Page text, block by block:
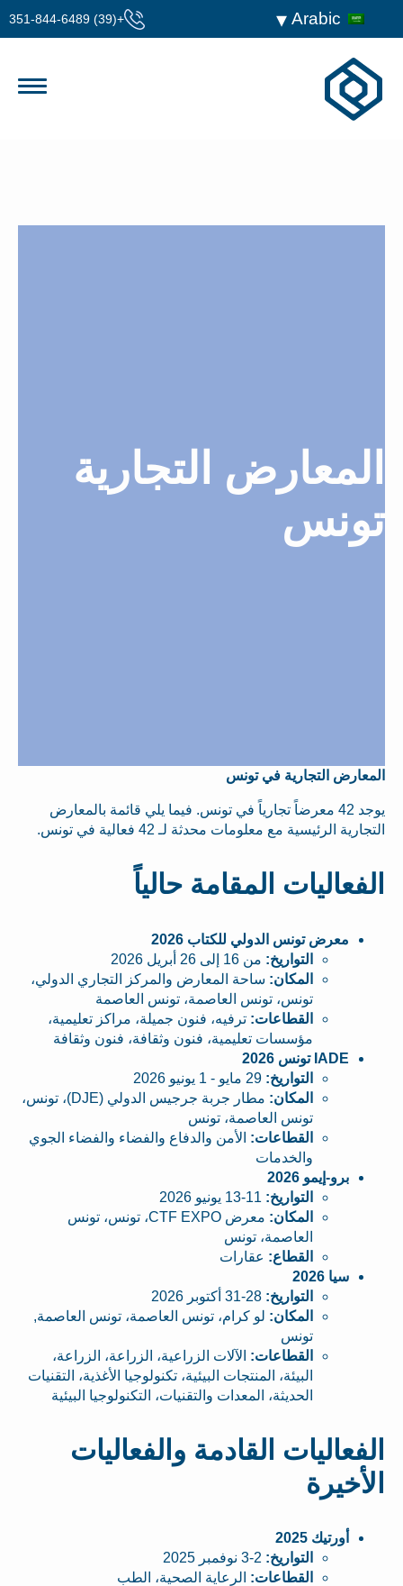
+(39) 351-844-6489
المعارض التجارية
تونس
المعارض التجارية في تونس
يوجد 42 معرضاً تجارياً في تونس. فيما يلي قائمة بالمعارض
التجارية الرئيسية مع معلومات محدثة لـ 42 فعالية في تونس.
الفعاليات المقامة حالياً
معرض تونس الدولي للكتاب 2026
التواريخ: من 16 إلى 26 أبريل 2026
المكان: ساحة المعارض والمركز التجاري الدولي،
تونس، تونس العاصمة، تونس العاصمة
القطاعات: ترفيه، فنون جميلة، مراكز تعليمية،
مؤسسات تعليمية، فنون وثقافة، فنون وثقافة
IADE تونس 2026
التواريخ:
المكان:
مطار جربة جرجيس الدولي (DJE)، تونس،
تونس العاصمة، تونس
القطاعات: الأمن والدفاع والفضاء والفضاء الجوي
والخدمات
برو-إيمو 2026
التواريخ:
المكان:
معرض CTF EXPO، تونس، تونس
العاصمة، تونس
القطاع: عقارات
سيا 2026
التواريخ:
المكان: لو كرام، تونس العاصمة، تونس العاصمة,
تونس
القطاعات: الآلات الزراعية، الزراعة، الزراعة،
البيئة، المنتجات البيئية، تكنولوجيا الأغذية، التقنيات
الحديثة، المعدات والتقنيات، التكنولوجيا البيئية
الفعاليات القادمة والفعاليات
الأخيرة
أورتيك 2025
التواريخ:
القطاعات: الرعاية الصحية، الطب